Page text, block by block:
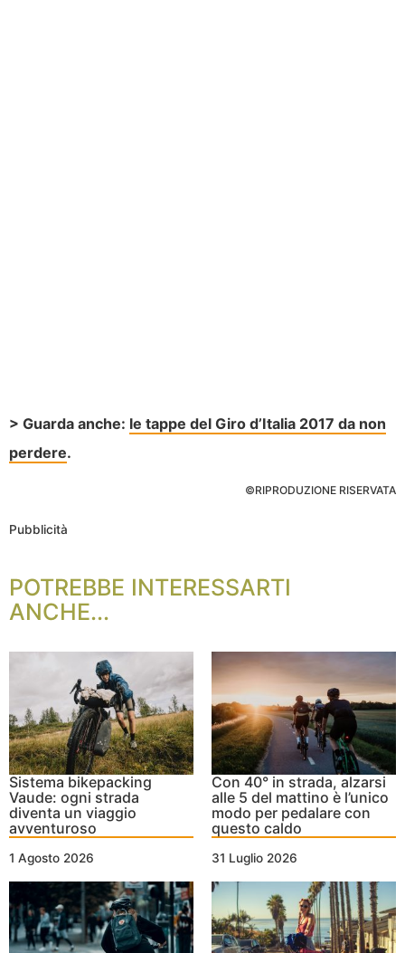
> Guarda anche: le tappe del Giro d’Italia 2017 da non
perdere.
©RIPRODUZIONE RISERVATA
Pubblicità
POTREBBE INTERESSARTI
ANCHE...
Sistema bikepacking
Vaude: ogni strada
diventa un viaggio
avventuroso
1 Agosto 2026
Con 40° in strada, alzarsi
alle 5 del mattino è l’unico
modo per pedalare con
questo caldo
31 Luglio 2026